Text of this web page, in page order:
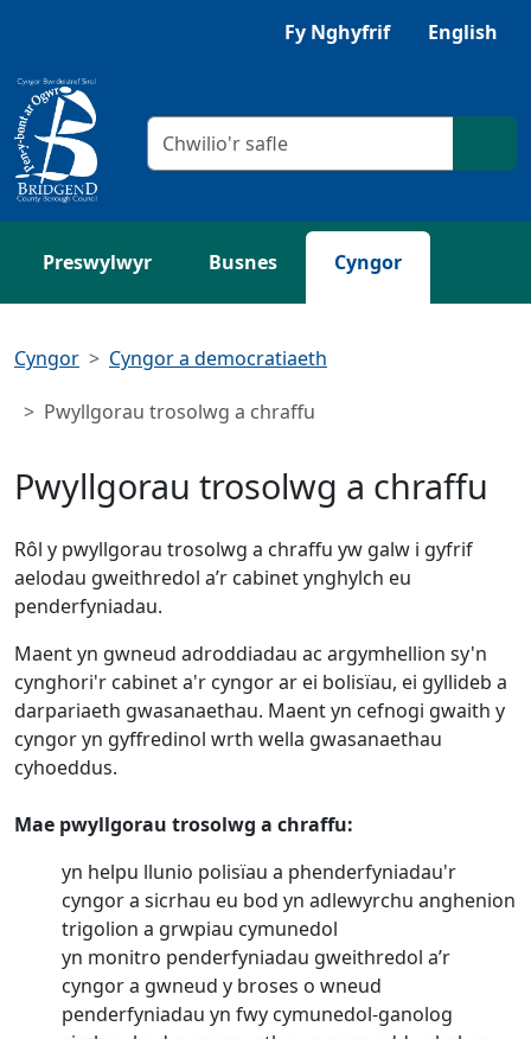
Gwrandewch gyda Browsealoud
Fy Nghyfrif English
Meini prawf chwilio
Preswylwyr Busnes Cyngor
Cyngor Cyngor a democratiaeth
Pwyllgorau trosolwg a chraffu
Pwyllgorau trosolwg a chraffu
Rôl y pwyllgorau trosolwg a chraffu yw galw i gyfrif
aelodau gweithredol a’r cabinet ynghylch eu
penderfyniadau.
Maent yn gwneud adroddiadau ac argymhellion sy'n
cynghori'r cabinet a'r cyngor ar ei bolisïau, ei gyllideb a
darpariaeth gwasanaethau. Maent yn cefnogi gwaith y
cyngor yn gyffredinol wrth wella gwasanaethau
cyhoeddus.
Mae pwyllgorau trosolwg a chraffu:
yn helpu llunio polisïau a phenderfyniadau'r
cyngor a sicrhau eu bod yn adlewyrchu anghenion
trigolion a grwpiau cymunedol
yn monitro penderfyniadau gweithredol a’r
cyngor a gwneud y broses o wneud
penderfyniadau yn fwy cymunedol-ganolog